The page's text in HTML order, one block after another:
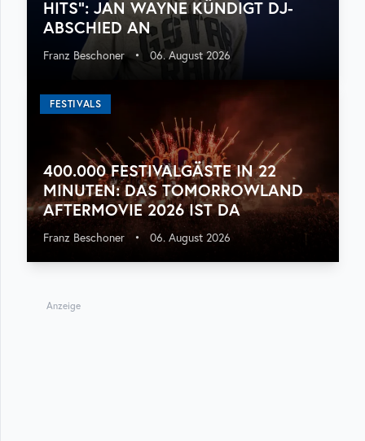
HITS“: JAN WAYNE KÜNDIGT DJ-
ABSCHIED AN
Franz Beschoner • 06. August 2026
FESTIVALS
400.000 FESTIVALGÄSTE IN 22
MINUTEN: DAS TOMORROWLAND
AFTERMOVIE 2026 IST DA
Franz Beschoner • 06. August 2026
Anzeige